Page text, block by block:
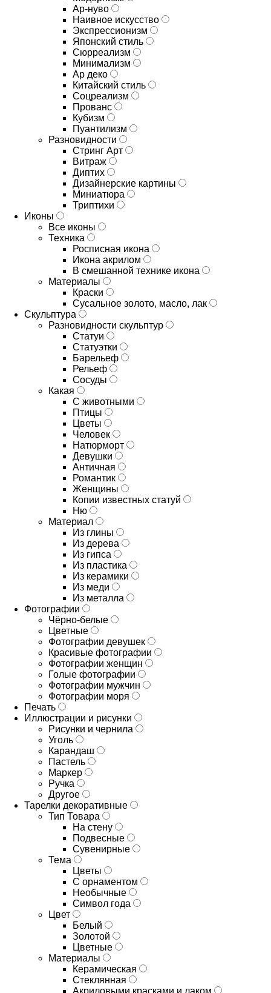
Ар-нуво
Наивное искусство
Экспрессионизм
Японский стиль
Сюрреализм
Минимализм
Ар деко
Китайский стиль
Соцреализм
Прованс
Кубизм
Пуантилизм
Разновидности
Стринг Арт
Витраж
Диптих
Дизайнерские картины
Миниатюра
Триптихи
Иконы
Все иконы
Техника
Росписная икона
Икона акрилом
В смешанной технике икона
Материалы
Краски
Сусальное золото, масло, лак
Скульптура
Разновидности скульптур
Статуи
Статуэтки
Барельеф
Рельеф
Сосуды
Какая
С животными
Птицы
Цветы
Человек
Натюрморт
Девушки
Античная
Романтик
Женщины
Копии известных статуй
Ню
Материал
Из глины
Из дерева
Из гипса
Из пластика
Из керамики
Из меди
Из металла
Фотографии
Чёрно-белые
Цветные
Фотографии девушек
Красивые фотографии
Фотографии женщин
Голые фотографии
Фотографии мужчин
Фотографии моря
Печать
Иллюстрации и рисунки
Рисунки и чернила
Уголь
Карандаш
Пастель
Маркер
Ручка
Другое
Тарелки декоративные
Тип Товара
На стену
Подвесные
Сувенирные
Тема
Цветы
С орнаментом
Необычные
Символ года
Цвет
Белый
Золотой
Цветные
Материалы
Керамическая
Стеклянная
Акриловыми красками и лаком